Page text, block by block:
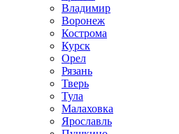
Владимир
Воронеж
Кострома
Курск
Орел
Рязань
Тверь
Тула
Малаховка
Ярославль